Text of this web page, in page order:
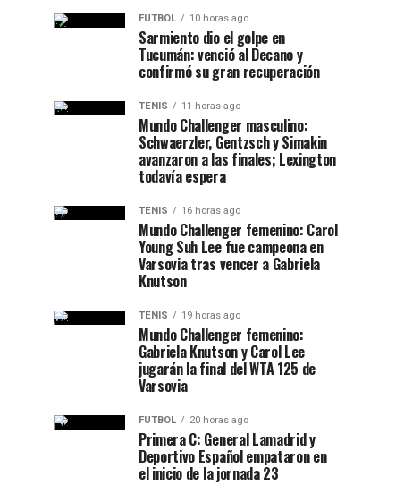
FUTBOL 10 horas ago
Sarmiento dio el golpe en
Tucumán: venció al Decano y
confirmó su gran recuperación
TENIS 11 horas ago
Mundo Challenger masculino:
Schwaerzler, Gentzsch y Simakin
avanzaron a las finales; Lexington
todavía espera
TENIS 16 horas ago
Mundo Challenger femenino: Carol
Young Suh Lee fue campeona en
Varsovia tras vencer a Gabriela
Knutson
TENIS 19 horas ago
Mundo Challenger femenino:
Gabriela Knutson y Carol Lee
jugarán la final del WTA 125 de
Varsovia
FUTBOL 20 horas ago
Primera C: General Lamadrid y
Deportivo Español empataron en
el inicio de la jornada 23